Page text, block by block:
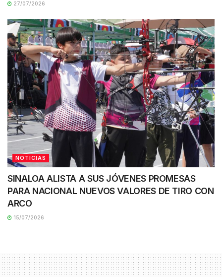
27/07/2026
NOTICIAS
SINALOA ALISTA A SUS JÓVENES PROMESAS
PARA NACIONAL NUEVOS VALORES DE TIRO CON
ARCO
15/07/2026